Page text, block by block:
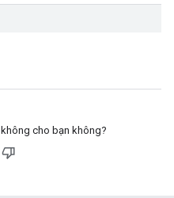
cho bạn không?